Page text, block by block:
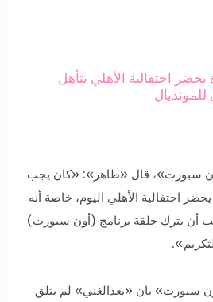
احتفالية الأهلي بتأهل
سبورت»، قال «طاهر»: «كان يجب
احتفالية الأهلي اليوم، خاصة أنه
أن يترك حلقة برنامج (أون سبورت)
سبورت» بان «بعدالغني» لم يتلق